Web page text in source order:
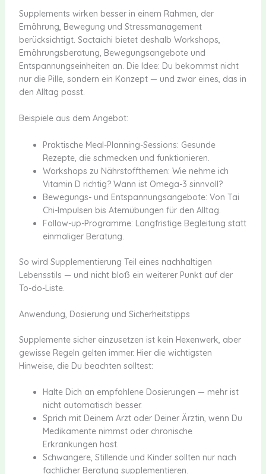
Supplements wirken besser in einem Rahmen, der
Ernährung, Bewegung und Stressmanagement
berücksichtigt. Sactaichi bietet deshalb Workshops,
Ernährungsberatung, Bewegungsangebote und
Entspannungseinheiten an. Die Idee: Du bekommst nicht
nur die Pille, sondern ein Konzept — und zwar eines, das in
den Alltag passt.
Beispiele aus dem Angebot:
Praktische Meal-Planning-Sessions: Gesunde
Rezepte, die schmecken und funktionieren.
Workshops zu Nährstoffthemen: Wie nehme ich
Vitamin D richtig? Wann ist Omega-3 sinnvoll?
Bewegungs- und Entspannungsangebote: Von Tai
Chi-Impulsen bis Atemübungen für den Alltag.
Follow-up-Programme: Langfristige Begleitung statt
einmaliger Beratung.
So wird Supplementierung Teil eines nachhaltigen
Lebensstils — und nicht bloß ein weiterer Punkt auf der
To-do-Liste.
Anwendung, Dosierung und Sicherheitstipps
Supplemente sicher einzusetzen ist kein Hexenwerk, aber
gewisse Regeln gelten immer. Hier die wichtigsten
Hinweise, die Du beachten solltest:
Halte Dich an empfohlene Dosierungen — mehr ist
nicht automatisch besser.
Sprich mit Deinem Arzt oder Deiner Ärztin, wenn Du
Medikamente nimmst oder chronische
Erkrankungen hast.
Schwangere, Stillende und Kinder sollten nur nach
fachlicher Beratung supplementieren.